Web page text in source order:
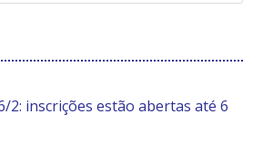
2: inscrições estão abertas até 6